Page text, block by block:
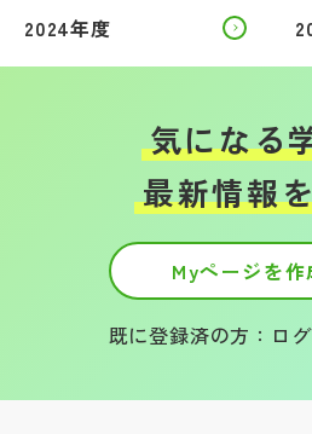
2024年度
気になる
最新情報
Myページを作
既に登録済の方：ロ